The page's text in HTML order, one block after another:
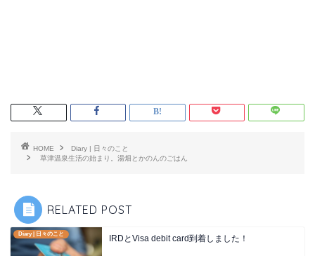
HOME
Diary | 日々のこと
草津温泉生活の始まり。湯畑とかのんのごはん
RELATED POST
Diary | 日々のこと IRDとVisa debit card到着しました！